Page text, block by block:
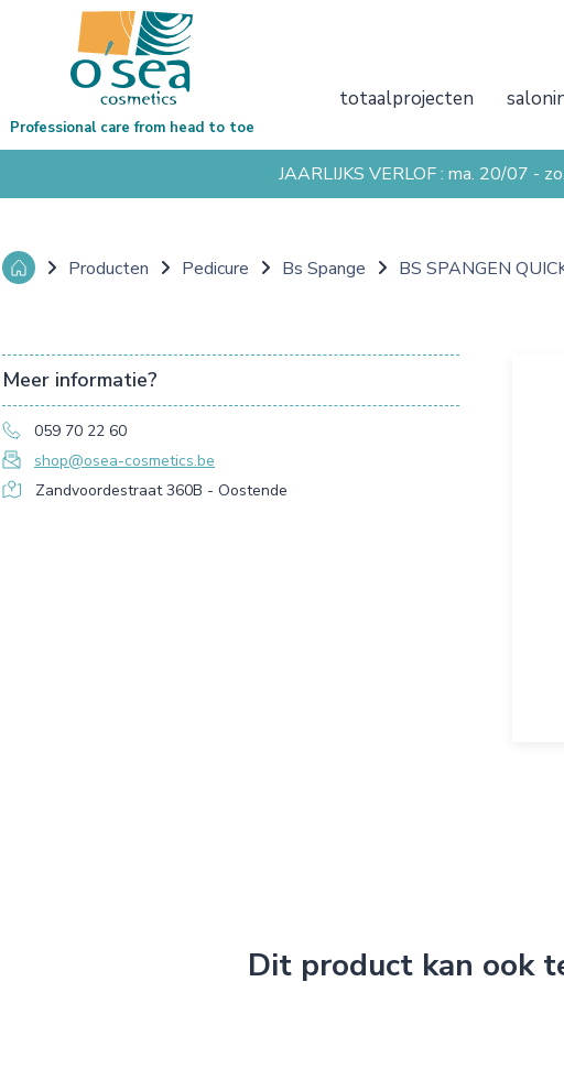
totaalprojecten
Professional care from head to toe
JAARLIJKS VERLOF : ma. 20/07 -
Producten Pedicure Bs Spange BS SPANGEN
Meer informatie?
059 70 22 60
shop@osea-cosmetics.be
Zandvoordestraat 360B - Oostende
Dit product kan ook